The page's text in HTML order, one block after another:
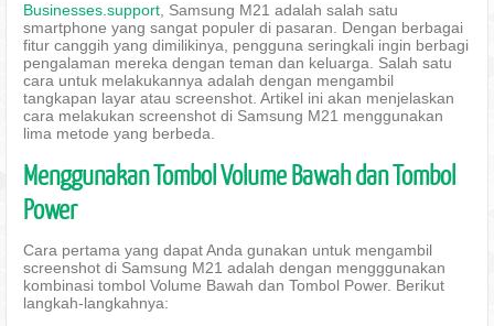
Businesses.support , Samsung M21 adalah salah satu
smartphone yang sangat populer di pasaran. Dengan berbagai
fitur canggih yang dimilikinya, pengguna seringkali ingin berbagi
pengalaman mereka dengan teman dan keluarga. Salah satu
cara untuk melakukannya adalah dengan mengambil
tangkapan layar atau screenshot. Artikel ini akan menjelaskan
cara melakukan screenshot di Samsung M21 menggunakan
lima metode yang berbeda.
Menggunakan Tombol Volume Bawah dan Tombol
Power
Cara pertama yang dapat Anda gunakan untuk mengambil
screenshot di Samsung M21 adalah dengan mengggunakan
kombinasi tombol Volume Bawah dan Tombol Power. Berikut
langkah-langkahnya: